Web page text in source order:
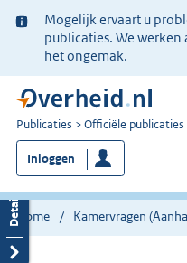
Ter
informatie:
Mogelijk ervaart u
publicaties. We werken
het ongemak.
U
bent
nu
hier:
Publicaties Officiële publicaties
Inloggen
Home Kamervragen